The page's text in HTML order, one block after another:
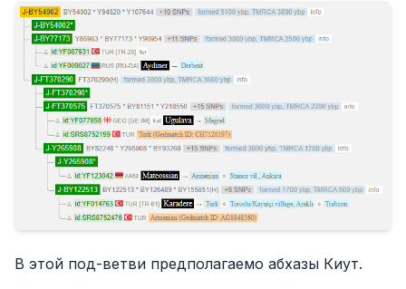
В этой под-ветви предполагаемо абхазы Киут.